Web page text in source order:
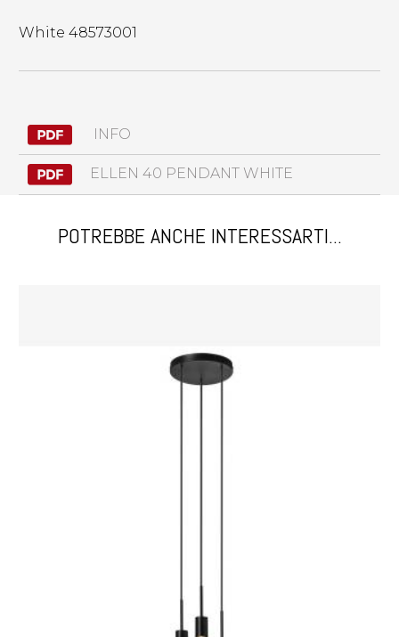
White 48573001
INFO
ELLEN 40 PENDANT WHITE
POTREBBE ANCHE INTERESSARTI...